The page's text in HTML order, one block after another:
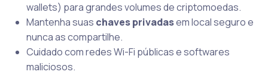
wallets) para grandes volumes de criptomoedas.
Mantenha suas chaves privadasem local seguro e
nunca as compartilhe.
Cuidado com redes Wi-Fi públicas e softwares
maliciosos.